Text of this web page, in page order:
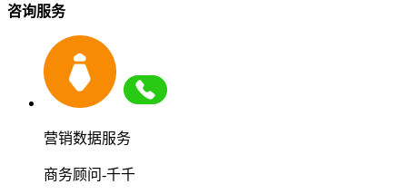
咨询服务
营销数据服务
商务顾问-千千